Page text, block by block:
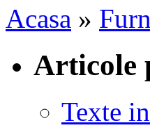
Acasa »
Articole
Texte